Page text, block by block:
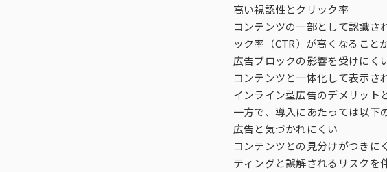
高い視認性とクリック率
コンテンツの一部として認識さ
ック率（CTR）が高くなること
広告ブロックの影響を受けにく
コンテンツと一体化して表示さ
インライン型広告のデメリット
一方で、導入にあたっては以下
広告と気づかれにくい
コンテンツとの見分けがつきに
ティングと誤解されるリスク